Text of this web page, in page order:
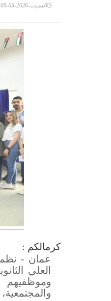
السبت-2026-05-09 | 06:55 pm
كرمالكم :
عمان -
العلي
وموظفيهم